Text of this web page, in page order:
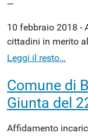
—
10 febbraio 2018 -
cittadini in merito
Leggi il resto…
Comune di
Giunta del
Affidamento